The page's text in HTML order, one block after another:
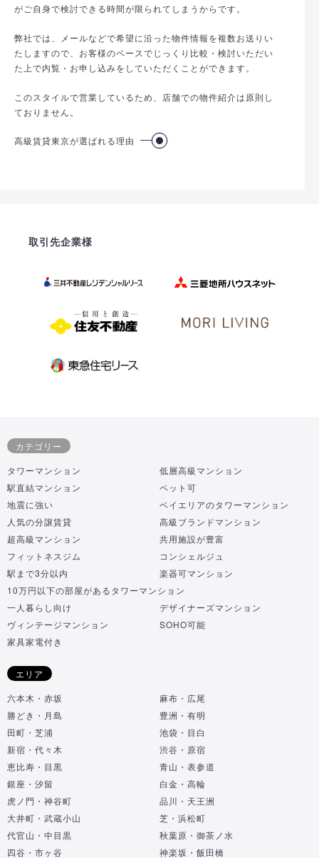
がご自身で検討できる時間が限られてしまうからです。
弊社では、メールなどで希望に沿った物件情報を複数お送りい
たしますので、お客様のペースでじっくり比較・検討いただい
た上で内覧・お申し込みをしていただくことができます。
このスタイルで営業しているため、店舗での物件紹介は原則し
ておりません。
高級賃貸東京が選ばれる理由
取引先企業様
カテゴリー
タワーマンション
低層高級マンション
駅直結マンション
ペット可
地震に強い
ベイエリアのタワーマンション
人気の分譲賃貸
高級ブランドマンション
超高級マンション
共用施設が豊富
フィットネスジム
コンシェルジュ
駅まで3分以内
楽器可マンション
10万円以下の部屋があるタワーマンション
一人暮らし向け
デザイナーズマンション
ヴィンテージマンション
SOHO可能
家具家電付き
エリア
六本木・赤坂
麻布・広尾
勝どき・月島
豊洲・有明
田町・芝浦
池袋・目白
新宿・代々木
渋谷・原宿
恵比寿・目黒
青山・表参道
銀座・汐留
白金・高輪
虎ノ門・神谷町
品川・天王洲
大井町・武蔵小山
芝・浜松町
代官山・中目黒
秋葉原・御茶ノ水
四谷・市ヶ谷
神楽坂・飯田橋